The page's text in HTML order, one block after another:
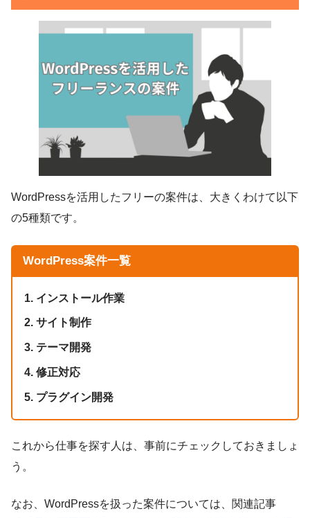
WordPressを活用したフリーの案件は、大きくわけて以下
の5種類です。
WordPress案件一覧
1. インストール作業
2. サイト制作
3. テーマ開発
4. 修正対応
5. プラグイン開発
これから仕事を探す人は、事前にチェックしておきましょ
う。
なお、WordPressを扱った案件については、関連記事